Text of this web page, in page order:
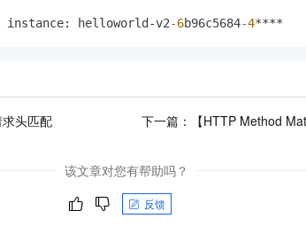
instance: helloworld-v2-6b96c5684-4****
求头匹配 下一篇： 【HTTP Method
该文章对您有帮助吗？
反馈